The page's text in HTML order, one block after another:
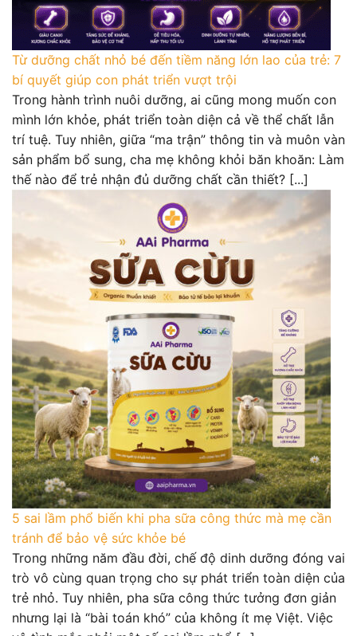
Từ dưỡng chất nhỏ bé đến tiềm năng lớn lao của trẻ: 7
bí quyết giúp con phát triển vượt trội
Trong hành trình nuôi dưỡng, ai cũng mong muốn con
mình lớn khỏe, phát triển toàn diện cả về thể chất lẫn
trí tuệ. Tuy nhiên, giữa “ma trận” thông tin và muôn vàn
sản phẩm bổ sung, cha mẹ không khỏi băn khoăn: Làm
thế nào để trẻ nhận đủ dưỡng chất cần thiết? [...]
5 sai lầm phổ biến khi pha sữa công thức mà mẹ cần
tránh để bảo vệ sức khỏe bé
Trong những năm đầu đời, chế độ dinh dưỡng đóng vai
trò vô cùng quan trọng cho sự phát triển toàn diện của
trẻ nhỏ. Tuy nhiên, pha sữa công thức tưởng đơn giản
nhưng lại là “bài toán khó” của không ít mẹ Việt. Việc